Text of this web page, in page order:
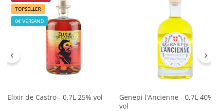
TOPSELLER
0€ VERSAND
Elixir de Castro - 0,7L 25% vol
Genepi l'Ancienne - 0,7L 40%
vol